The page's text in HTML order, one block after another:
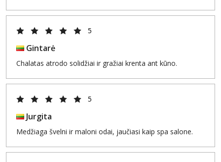
5
Gintarė
Chalatas atrodo solidžiai ir gražiai krenta ant kūno.
5
Jurgita
Medžiaga švelni ir maloni odai, jaučiasi kaip spa salone.